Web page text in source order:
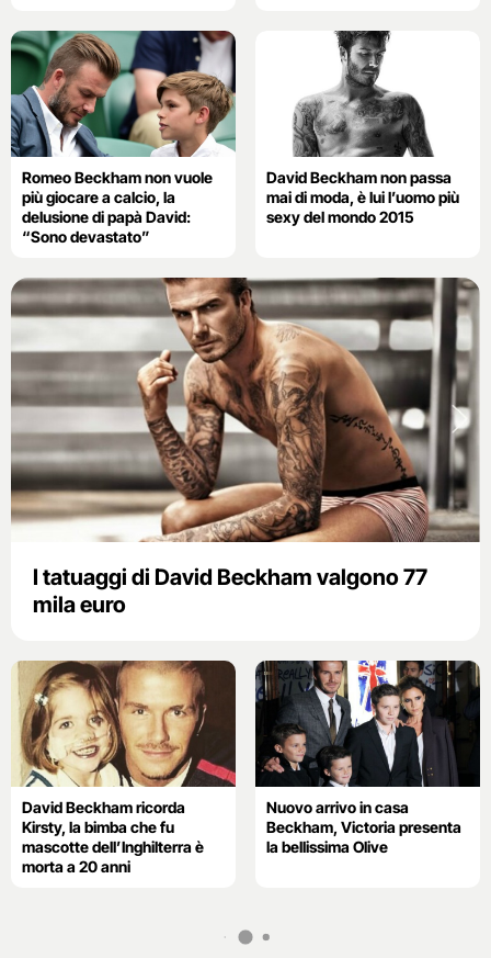
Romeo Beckham non vuole
più giocare a calcio, la
delusione di papà David:
“Sono devastato”
David Beckham non passa
mai di moda, è lui l’uomo più
sexy del mondo 2015
I tatuaggi di David Beckham valgono 77
mila euro
David Beckham ricorda
Kirsty, la bimba che fu
mascotte dell’Inghilterra è
morta a 20 anni
Nuovo arrivo in casa
Beckham, Victoria presenta
la bellissima Olive